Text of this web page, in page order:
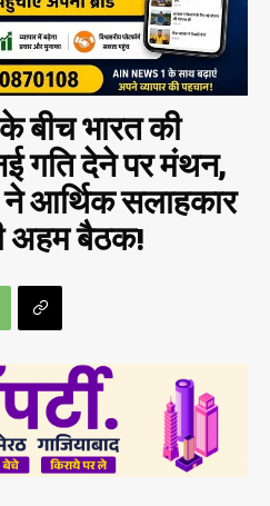
बीच भारत की
गति देने पर मंथन,
ने आर्थिक सलाहकार
अहम बैठक!